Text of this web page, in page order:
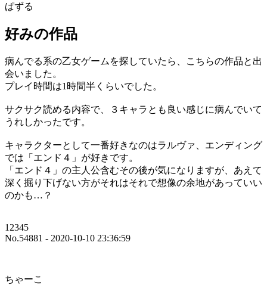
ぱずる
好みの作品
病んでる系の乙女ゲームを探していたら、こちらの作品と出
会いました。
プレイ時間は1時間半くらいでした。
サクサク読める内容で、３キャラとも良い感じに病んでいて
うれしかったです。
キャラクターとして一番好きなのはラルヴァ、エンディング
では「エンド４」が好きです。
「エンド４」の主人公含むその後が気になりますが、あえて
深く掘り下げない方がそれはそれで想像の余地があっていい
のかも…？
12345
No.54881 - 2020-10-10 23:36:59
ちゃーこ